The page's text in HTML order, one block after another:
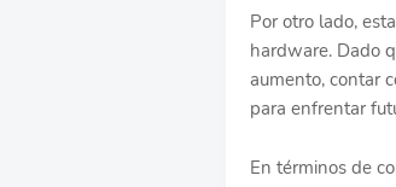
Por otro lado,
hardware. Dado
aumento, contar
para enfrentar
En términos de